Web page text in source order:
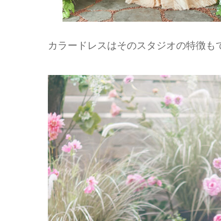
カラードレスはそのスタジオの特徴も